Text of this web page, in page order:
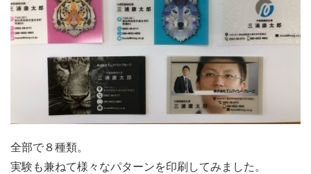
全部で８種類。
実験も兼ねて様々なパターンを印刷してみました。